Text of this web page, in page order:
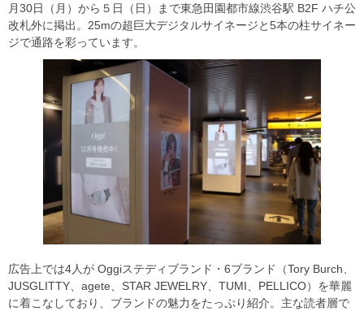
月30日（月）から５日（日）まで東急田園都市線渋谷駅 B2F ハチ公
改札外に掲出。25mの超巨大デジタルサイネージと5本の柱サイネー
ジで通路を彩っています。
広告上では4人が Oggiステディブランド・6ブランド（Tory Burch、
JUSGLITTY、agete、STAR JEWELRY、TUMI、PELLICO）を華麗
に着こなしており、ブランドの魅力をたっぷり紹介。主な読者層で